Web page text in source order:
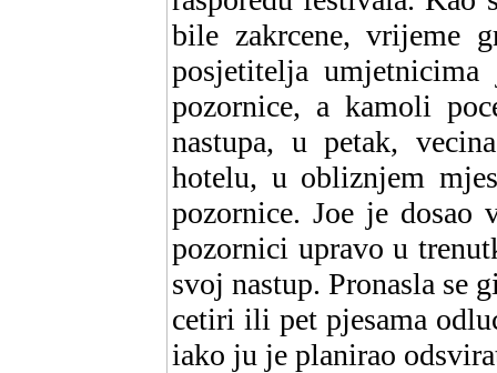
bile zakrcene, vrijeme
posjetitelja
pozornice, a kamoli
nastupa, u petak,
hotelu, u obliznjem
pozornice. Joe je dosao
pozornici upravo u
svoj nastup. Pronasla se
cetiri ili pet pjesama
iako ju je planirao